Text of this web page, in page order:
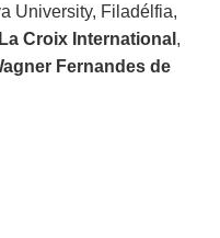
University, Filadélfia,
La Croix International ,
Fernandes de